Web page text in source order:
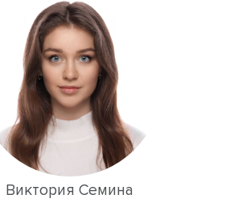
умеющие хорошо создавать
старого образца, а люди
ориентированными
иного типа, соответствующего
четвертой промышленной
эпохи.
же опроса, на недостаток
рабочих, недостаток ИКТ-
уровень цифровой грамотности
опыта внедрения
ИКТ в 2022 году указывали 28,
соответственно. Сложные